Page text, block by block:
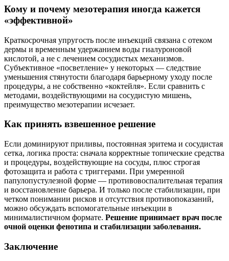
Кому и почему мезотерапия иногда кажется
«эффективной»
Краткосрочная упругость после инъекций связана с отеком
дермы и временным удержанием воды гиалуроновой
кислотой, а не с лечением сосудистых механизмов.
Субъективное «посветление» у некоторых — следствие
уменьшения стянутости благодаря барьерному уходу после
процедуры, а не собственно «коктейля». Если сравнить с
методами, воздействующими на сосудистую мишень,
преимущество мезотерапии исчезает.
Как принять взвешенное решение
Если доминируют приливы, постоянная эритема и сосудистая
сетка, логика проста: сначала корректные топические средства
и процедуры, воздействующие на сосуды, плюс строгая
фотозащита и работа с триггерами. При умеренной
папулопустулезной форме — противовоспалительная терапия
и восстановление барьера. И только после стабилизации, при
четком понимании рисков и отсутствия противопоказаний,
можно обсуждать вспомогательные инъекции в
минималистичном формате. Решение принимает врач после
очной оценки фенотипа и стабилизации заболевания.
Заключение